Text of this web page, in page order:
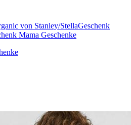
von Stanley/StellaGeschenk
Mama Geschenke